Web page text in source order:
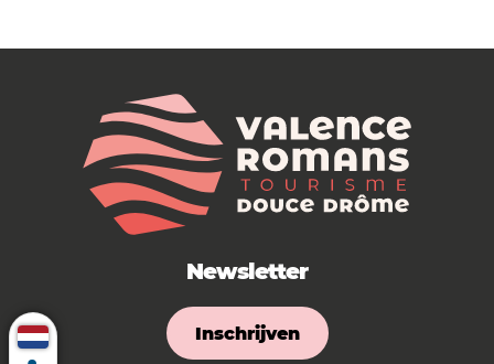
Newsletter
Inschrijven